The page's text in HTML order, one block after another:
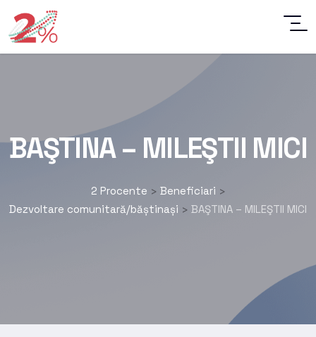
BAŞTINA – MILEŞTII MICI
2 Procente > Beneficiari >
Dezvoltare comunitară/băștinași > BAŞTINA – MILEŞTII MICI